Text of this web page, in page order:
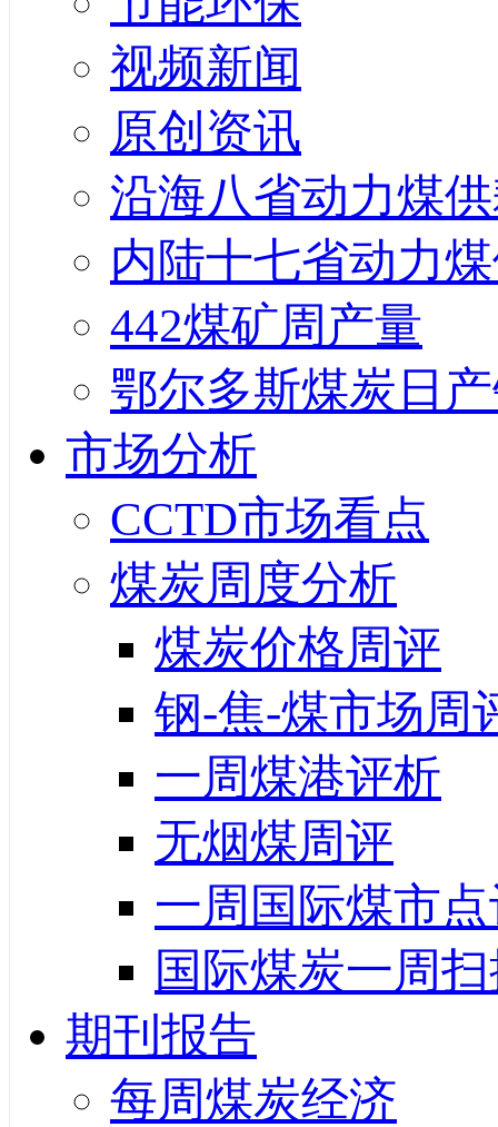
视频新闻
原创资讯
沿海八省动力煤
内陆十七省动力
442煤矿周产量
鄂尔多斯煤炭日
市场分析
CCTD市场看点
煤炭周度分析
煤炭价格周评
钢-焦-煤市场周
一周煤港评析
无烟煤周评
一周国际煤市
国际煤炭一周
期刊报告
每周煤炭经济